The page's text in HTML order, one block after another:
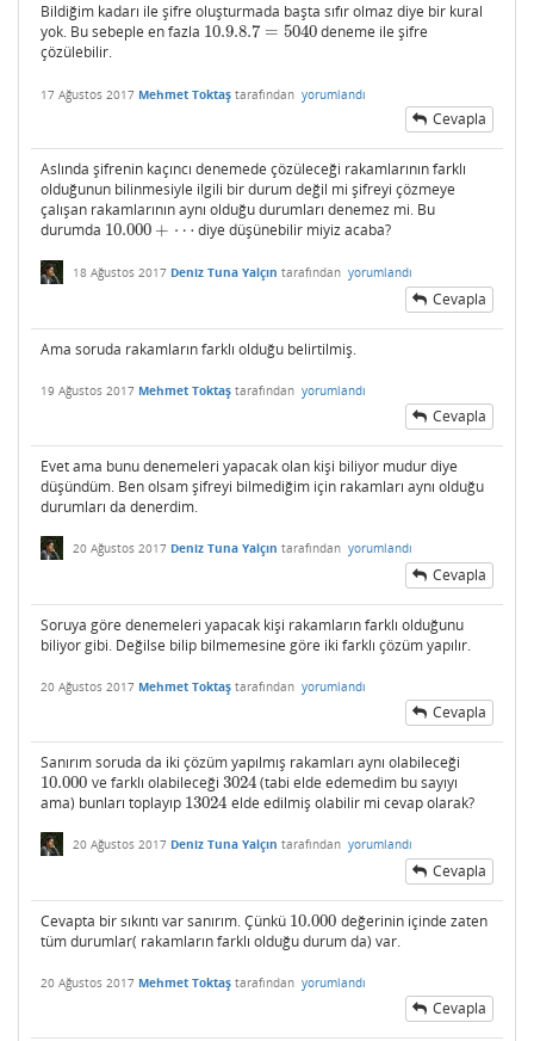
Bildiğim kadarı ile şifre oluşturmada başta sıfır olmaz diye bir kural
yok. Bu sebeple en fazla 10.9.8.7 = 5040
10.9.8.7= 5040
deneme ile şifre
çözülebilir.
17 Ağustos 2017 Mehmet Toktaş tarafından yorumlandı
Cevapla
Aslında şifrenin kaçıncı denemede çözüleceği rakamlarının farklı
olduğunun bilinmesiyle ilgili bir durum değil mi şifreyi çözmeye
çalışan rakamlarının aynı olduğu durumları denemez mi. Bu
durumda 10.000 + ⋯
10.000+⋯ diye düşünebilir miyiz acaba?
18 Ağustos 2017 Deniz Tuna Yalçın tarafından yorumlandı
Cevapla
Ama soruda rakamların farklı olduğu belirtilmiş.
19 Ağustos 2017 Mehmet Toktaş tarafından yorumlandı
Cevapla
Evet ama bunu denemeleri yapacak olan kişi biliyor mudur diye
düşündüm. Ben olsam şifreyi bilmediğim için rakamları aynı olduğu
durumları da denerdim.
20 Ağustos 2017 Deniz Tuna Yalçın tarafından yorumlandı
Cevapla
Soruya göre denemeleri yapacak kişi rakamların farklı olduğunu
biliyor gibi. Değilse bilip bilmemesine göre iki farklı çözüm yapılır.
20 Ağustos 2017 Mehmet Toktaş tarafından yorumlandı
Cevapla
Sanırım soruda da iki çözüm yapılmış rakamları aynı olabileceği
10.000
10.000 ve farklı olabileceği 3024
3024(tabi elde edemedim bu sayıyı
ama) bunları toplayıp 13024
13024 elde edilmiş olabilir mi cevap olarak?
20 Ağustos 2017 Deniz Tuna Yalçın tarafından yorumlandı
Cevapla
Cevapta bir sıkıntı var sanırım. Çünkü 10.000
10.000 değerinin içinde zaten
tüm durumlar( rakamların farklı olduğu durum da) var.
20 Ağustos 2017 Mehmet Toktaş tarafından yorumlandı
Cevapla